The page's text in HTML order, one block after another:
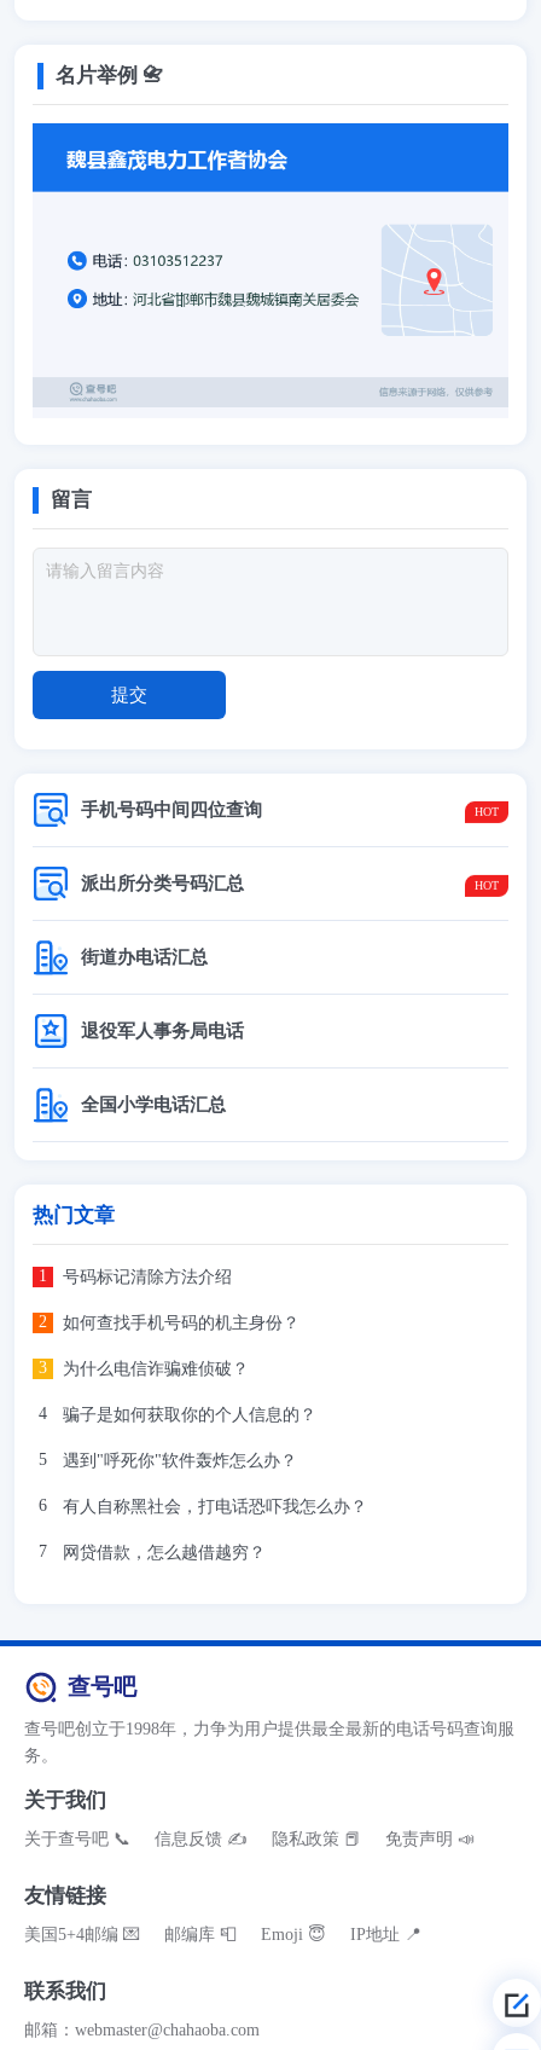
名片举例 📇
留言
手机号码中间四位查询
派出所分类号码汇总
街道办电话汇总
退役军人事务局电话
全国小学电话汇总
热门文章
号码标记清除方法介绍
如何查找手机号码的机主身份？
为什么电信诈骗难侦破？
骗子是如何获取你的个人信息的？
遇到"呼死你"软件轰炸怎么办？
有人自称黑社会，打电话恐吓我怎么办？
网贷借款，怎么越借越穷？
查号吧
查号吧创立于1998年，力争为用户提供最全最新的电话号码查询服
务。
关于我们
关于查号吧 📞 信息反馈 ✍ 隐私政策 📕 免责声明 📣
友情链接
美国5+4邮编 💌 邮编库 📮 Emoji 😇 IP地址 📍
联系我们
邮箱：webmaster@chahaoba.com